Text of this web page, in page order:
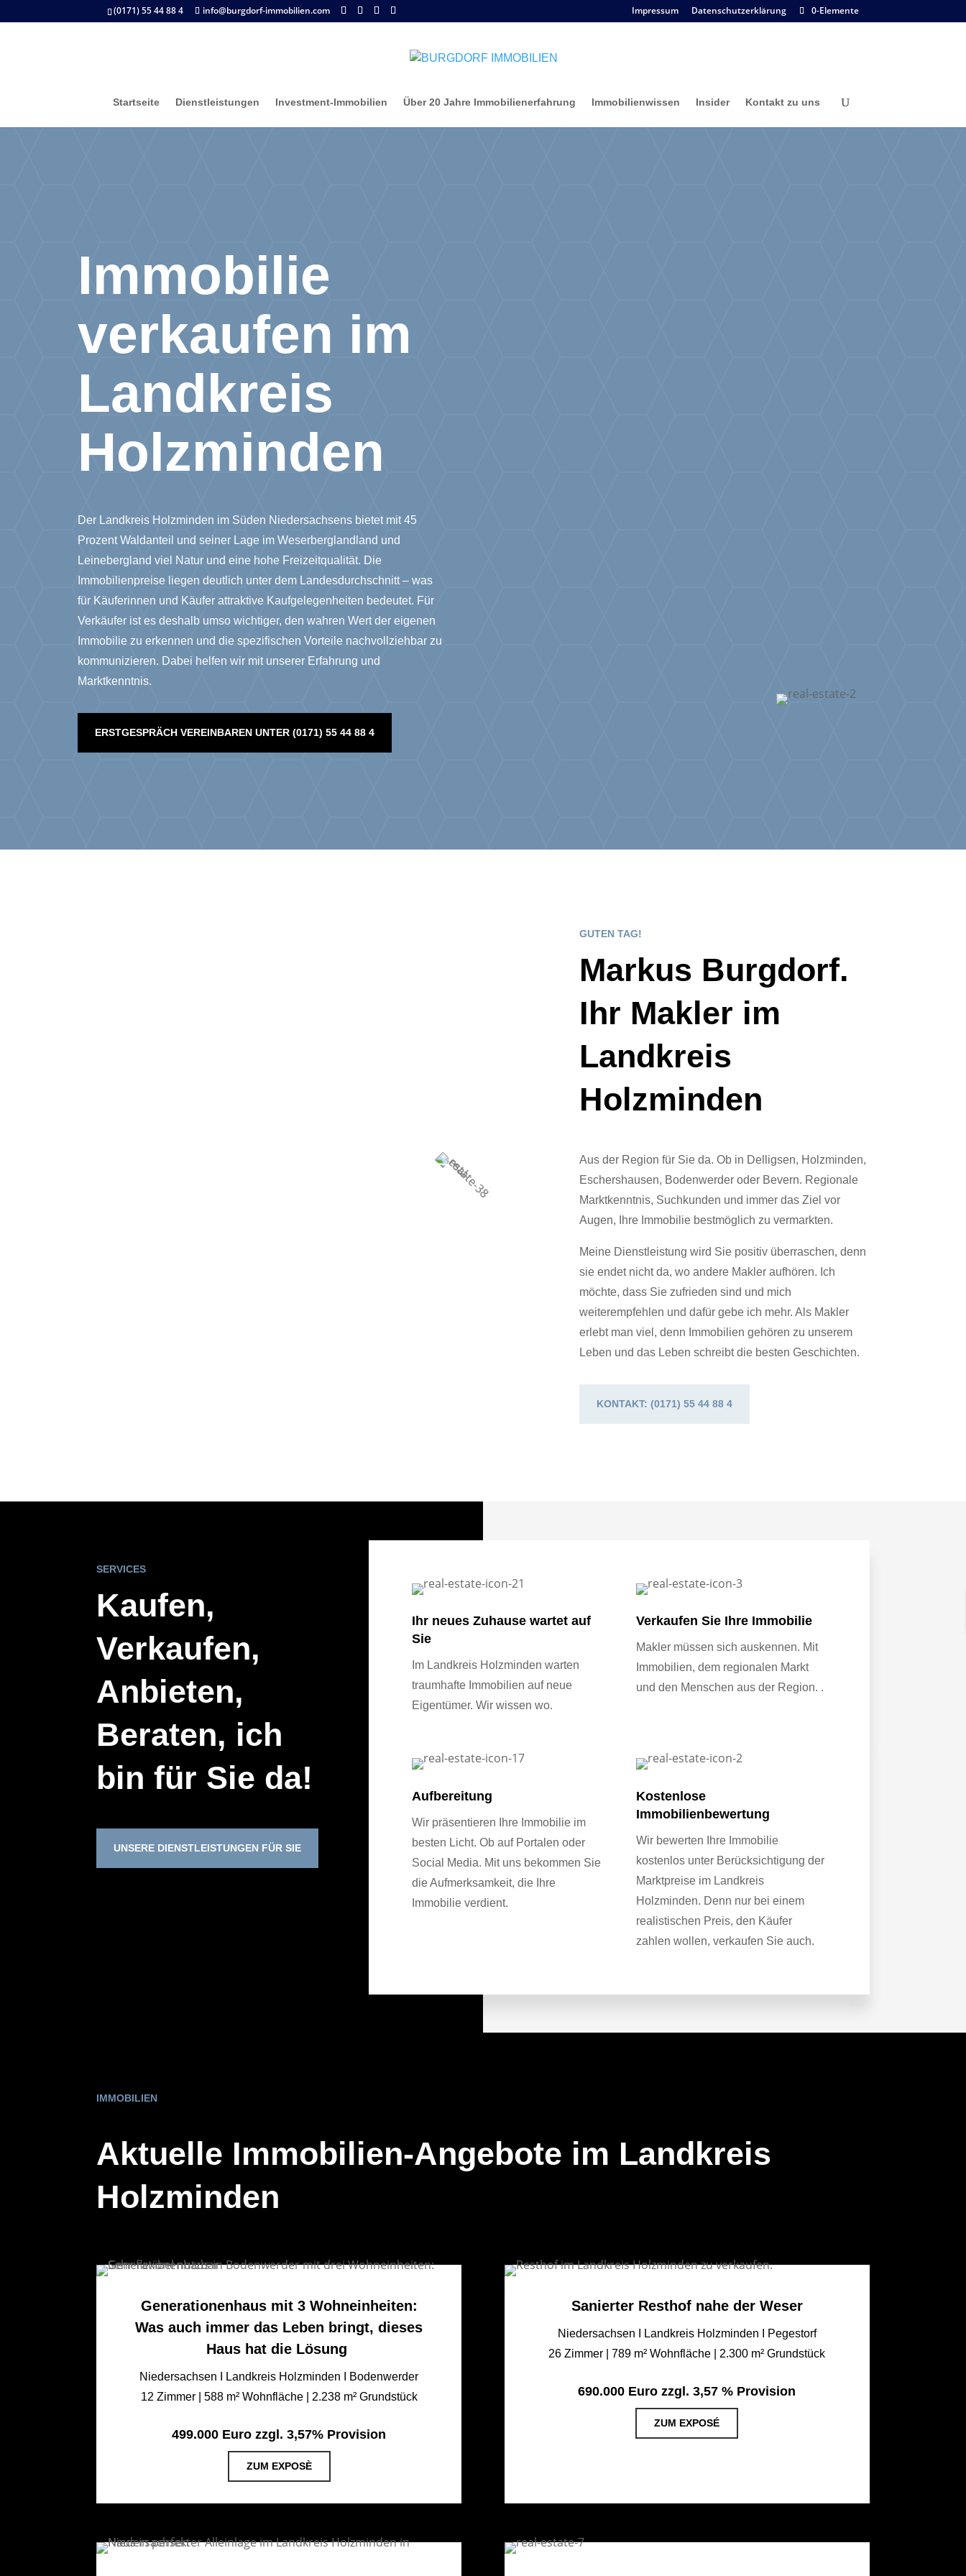
(0171) 55 44 88 4 info@burgdorf-immobilien.com Impressum Datenschutzerklärung 0-Elemente
Startseite Dienstleistungen Investment-Immobilien Über 20 Jahre Immobilienerfahrung Immobilienwissen Insider Kontakt zu uns
Immobilie
verkaufen im
Landkreis
Holzminden
Der Landkreis Holzminden im Süden Niedersachsens bietet mit 45
Prozent Waldanteil und seiner Lage im Weserberglandland und
Leinebergland viel Natur und eine hohe Freizeitqualität. Die
Immobilienpreise liegen deutlich unter dem Landesdurchschnitt – was
für Käuferinnen und Käufer attraktive Kaufgelegenheiten bedeutet. Für
Verkäufer ist es deshalb umso wichtiger, den wahren Wert der eigenen
Immobilie zu erkennen und die spezifischen Vorteile nachvollziehbar zu
kommunizieren. Dabei helfen wir mit unserer Erfahrung und
Marktkenntnis.
ERSTGESPRÄCH VEREINBAREN UNTER (0171) 55 44 88 4
GUTEN TAG!
Markus Burgdorf.
Ihr Makler im
Landkreis
Holzminden
Aus der Region für Sie da. Ob in Delligsen, Holzminden,
Eschershausen, Bodenwerder oder Bevern. Regionale
Marktkenntnis, Suchkunden und immer das Ziel vor
Augen, Ihre Immobilie bestmöglich zu vermarkten.
Meine Dienstleistung wird Sie positiv überraschen, denn
sie endet nicht da, wo andere Makler aufhören. Ich
möchte, dass Sie zufrieden sind und mich
weiterempfehlen und dafür gebe ich mehr. Als Makler
erlebt man viel, denn Immobilien gehören zu unserem
Leben und das Leben schreibt die besten Geschichten.
KONTAKT: (0171) 55 44 88 4
SERVICES
Kaufen,
Verkaufen,
Anbieten,
Beraten, ich
bin für Sie da!
UNSERE DIENSTLEISTUNGEN FÜR SIE
Ihr neues Zuhause wartet auf
Sie
Im Landkreis Holzminden warten
traumhafte Immobilien auf neue
Eigentümer. Wir wissen wo.
Verkaufen Sie Ihre Immobilie
Makler müssen sich auskennen. Mit
Immobilien, dem regionalen Markt
und den Menschen aus der Region. .
Aufbereitung
Wir präsentieren Ihre Immobilie im
besten Licht. Ob auf Portalen oder
Social Media. Mit uns bekommen Sie
die Aufmerksamkeit, die Ihre
Immobilie verdient.
Kostenlose
Immobilienbewertung
Wir bewerten Ihre Immobilie
kostenlos unter Berücksichtigung der
Marktpreise im Landkreis
Holzminden. Denn nur bei einem
realistischen Preis, den Käufer
zahlen wollen, verkaufen Sie auch.
IMMOBILIEN
Aktuelle Immobilien-Angebote im Landkreis
Holzminden
Generationenhaus mit 3 Wohneinheiten:
Was auch immer das Leben bringt, dieses
Haus hat die Lösung
Niedersachsen I Landkreis Holzminden I Bodenwerder
12 Zimmer | 588 m² Wohnfläche | 2.238 m² Grundstück
499.000 Euro zzgl. 3,57% Provision
ZUM EXPOSÈ
Sanierter Resthof nahe der Weser
Niedersachsen I Landkreis Holzminden I Pegestorf
26 Zimmer | 789 m² Wohnfläche | 2.300 m² Grundstück
690.000 Euro zzgl. 3,57 % Provision
ZUM EXPOSÉ